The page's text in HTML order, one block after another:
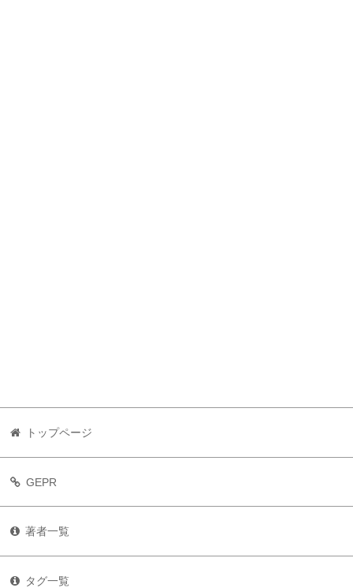
トップページ
GEPR
著者一覧
タグ一覧